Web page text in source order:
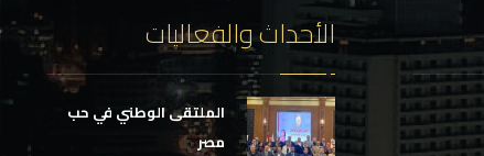
الأحداث والفعاليات
الملتقى الوطني في حب
مصر